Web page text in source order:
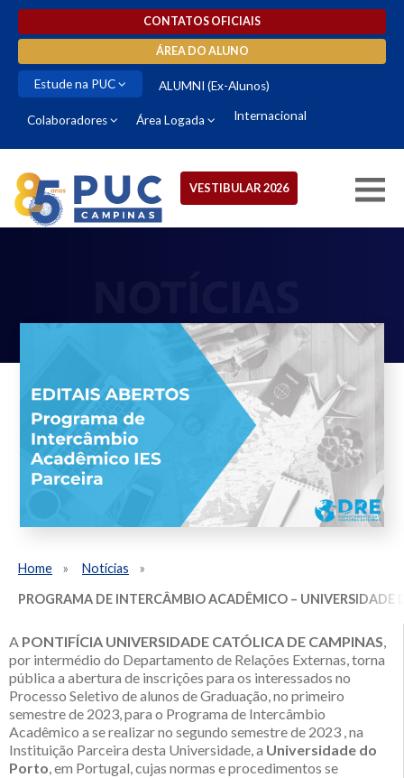
CONTATOS OFICIAIS
ÁREA DO ALUNO
Estude na PUC ALUMNI (Ex-Alunos)
Colaboradores Área Logada Internacional
VESTIBULAR 2026
Home
Notícias
PROGRAMA DE INTERCÂMBIO ACADÊMICO – UNIVERSIDADE
A PONTIFÍCIA UNIVERSIDADE CATÓLICA DE CAMPINAS,
por intermédio do Departamento de Relações Externas, torna
pública a abertura de inscrições para os interessados no
Processo Seletivo de alunos de Graduação, no primeiro
semestre de 2023, para o Programa de Intercâmbio
Acadêmico a se realizar no segundo semestre de 2023 , na
Instituição Parceira desta Universidade, a Universidade do
Porto, em Portugal, cujas normas e procedimentos se